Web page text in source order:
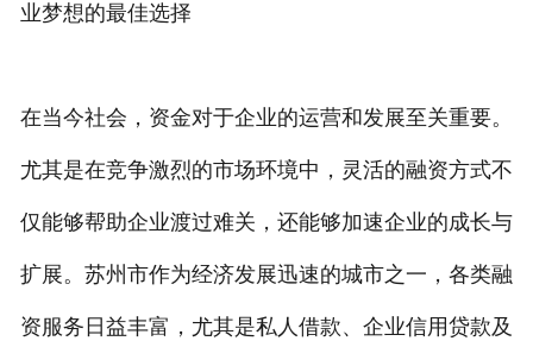
个人资金
个人贷款
业梦想的最佳选择
在当今社会，资金对于企业的运营和发展至关重要。
尤其是在竞争激烈的市场环境中，灵活的融资方式不
仅能够帮助企业渡过难关，还能够加速企业的成长与
扩展。苏州市作为经济发展迅速的城市之一，各类融
资服务日益丰富，尤其是私人借款、企业信用贷款及